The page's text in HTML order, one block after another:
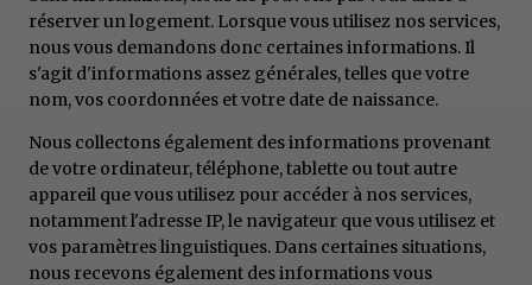
réserver un logement. Lorsque vous utilisez nos services,
nous vous demandons donc certaines informations. Il
s'agit d'informations assez générales, telles que votre
nom, vos coordonnées et votre date de naissance.
Nous collectons également des informations provenant
de votre ordinateur, téléphone, tablette ou tout autre
appareil que vous utilisez pour accéder à nos services,
notamment l'adresse IP, le navigateur que vous utilisez et
vos paramètres linguistiques. Dans certaines situations,
nous recevons également des informations vous